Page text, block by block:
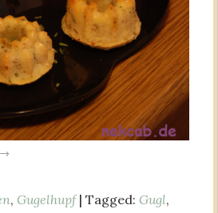
→
, Gugelhupf | Tagged: Gugl,